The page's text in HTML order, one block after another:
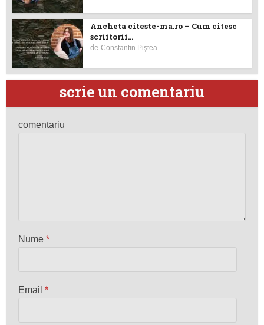
Ancheta citeste-ma.ro – Cum citesc
scriitorii...
deConstantin Piştea
scrie un comentariu
comentariu
Nume*
Email*